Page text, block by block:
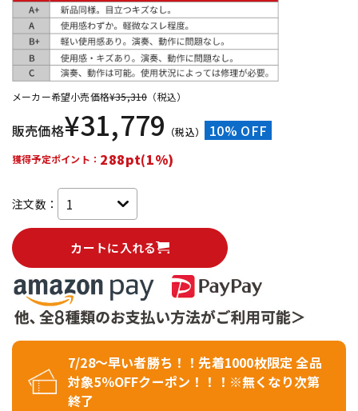
メーカー希望小売価格¥35,310 （税込）
販売価格¥31,779 （税込） 10% OFF
獲得予定ポイント： 288pt(1%)
注文数：
カートに入れる
7/28～早い者勝ち！！先着1000枚限定 全品
対象5％OFFクーポン！！！※無くなり次第
終了